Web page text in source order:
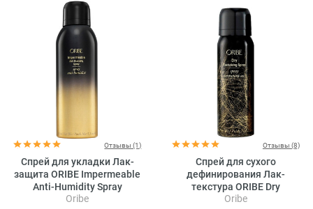
Отзывы (1)
Спрей для укладки Лак-
защита ORIBE Impermeable
Anti-Humidity Spray
Oribe
Отзывы (8)
Спрей для сухого
дефинирования Лак-
текстура ORIBE Dry
Texturizing Spray
Oribe